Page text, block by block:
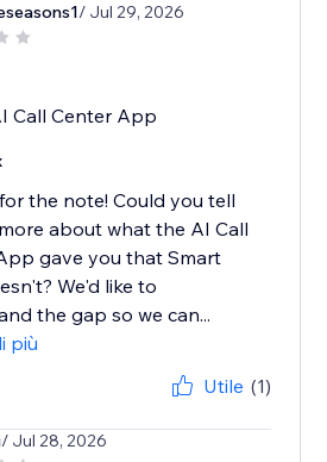
/ Jul 29, 2026
Call Center App
the note! Could you tell
about what the AI Call
gave you that Smart
We'd like to
the gap so we can...
più
Utile (1)
/ Jul 28, 2026